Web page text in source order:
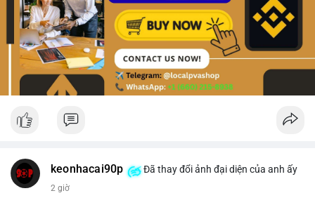
keonhacai90p Đã thay đổi ảnh đại diện của anh ấy
2 giờ